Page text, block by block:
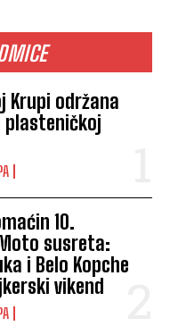
Krupi održana
plasteničkoj
10.
susreta:
i Belo Kopche
vikend